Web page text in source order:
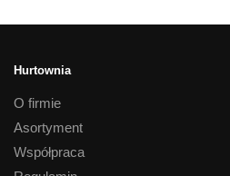
Hurtownia
O firmie
Asortyment
Współpraca